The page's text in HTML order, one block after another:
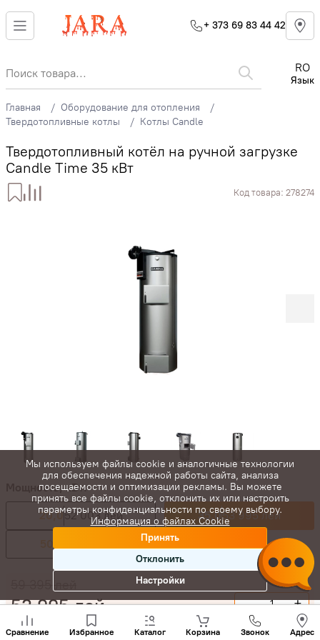
+ 373 69 83 44 42
RO
Язык
Главная
Оборудование для отопления
Твердотопливные котлы
Котлы Candle
Твердотопливный котёл на ручной загрузке
Candle Time 35 кВт
Код товара: 278274
Мощность, кВт:
20,052 003 лей 35,053 995 лей
50,0
53 995лей - +
Купить сейчас
Сравнение Избранное Каталог Корзина Звонок Адрес
нам
+(373)
Мы используем файлы cookie и аналогичные технологии
для обеспечения надежной работы сайта, анализа
посещаемости и оптимизации рекламы. Вы можете
принять все файлы cookie, отклонить их или настроить
параметры конфиденциальности по своему выбору.
Информация о файлах Cookie
Принять
Отклонить
Настройки